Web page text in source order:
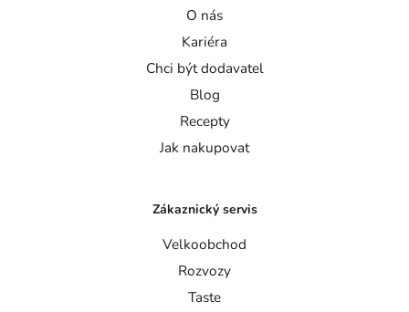
O nás
Kariéra
Chci být dodavatel
Blog
Recepty
Jak nakupovat
Zákaznický servis
Velkoobchod
Rozvozy
Taste